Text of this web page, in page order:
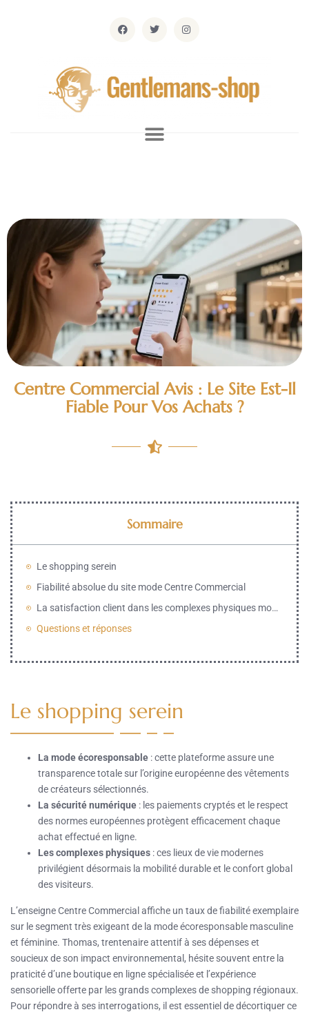
Centre Commercial Avis : Le Site Est-Il
Fiable Pour Vos Achats ?
Sommaire
Le shopping serein
Fiabilité absolue du site mode Centre Commercial
La satisfaction client dans les complexes physiques modernes
Questions et réponses
Le shopping serein
La mode écoresponsable : cette plateforme assure une
transparence totale sur l’origine européenne des vêtements
de créateurs sélectionnés.
La sécurité numérique : les paiements cryptés et le respect
des normes européennes protègent efficacement chaque
achat effectué en ligne.
Les complexes physiques : ces lieux de vie modernes
privilégient désormais la mobilité durable et le confort global
des visiteurs.
L’enseigne Centre Commercial affiche un taux de fiabilité exemplaire
sur le segment très exigeant de la mode écoresponsable masculine
et féminine. Thomas, trentenaire attentif à ses dépenses et
soucieux de son impact environnemental, hésite souvent entre la
praticité d’une boutique en ligne spécialisée et l’expérience
sensorielle offerte par les grands complexes de shopping régionaux.
Pour répondre à ses interrogations, il est essentiel de décortiquer ce